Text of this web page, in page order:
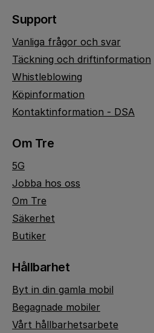
Support
Vanliga frågor och svar
Täckning och driftinformation
Whistleblowing
Köpinformation
Kontaktinformation - DSA
Om Tre
5G
Jobba hos oss
Om Tre
Säkerhet
Butiker
Hållbarhet
Byt in din gamla mobil
Begagnade mobiler
Vårt hållbarhetsarbete